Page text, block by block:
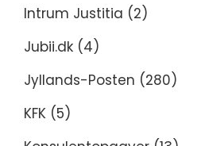
Intrum Justitia (2)
Jubii.dk (4)
Jyllands-Posten (280)
KFK (5)